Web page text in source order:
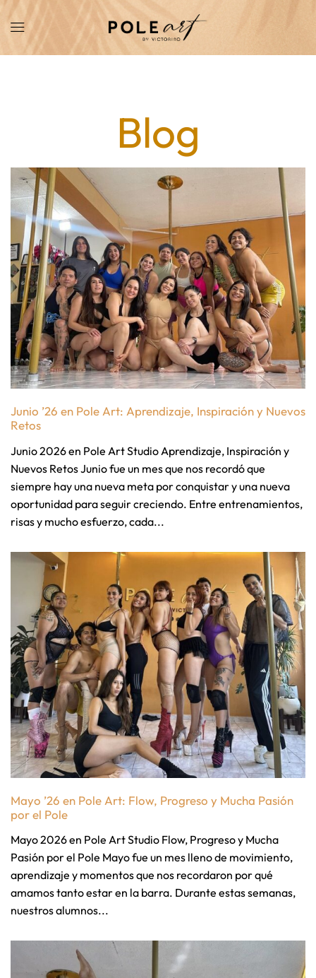
Blog
Junio ’26 en Pole Art: Aprendizaje, Inspiración y Nuevos
Retos
Junio 2026 en Pole Art Studio Aprendizaje, Inspiración y
Nuevos Retos Junio fue un mes que nos recordó que
siempre hay una nueva meta por conquistar y una nueva
oportunidad para seguir creciendo. Entre entrenamientos,
risas y mucho esfuerzo, cada...
Mayo ’26 en Pole Art: Flow, Progreso y Mucha Pasión
por el Pole
Mayo 2026 en Pole Art Studio Flow, Progreso y Mucha
Pasión por el Pole Mayo fue un mes lleno de movimiento,
aprendizaje y momentos que nos recordaron por qué
amamos tanto estar en la barra. Durante estas semanas,
nuestros alumnos...